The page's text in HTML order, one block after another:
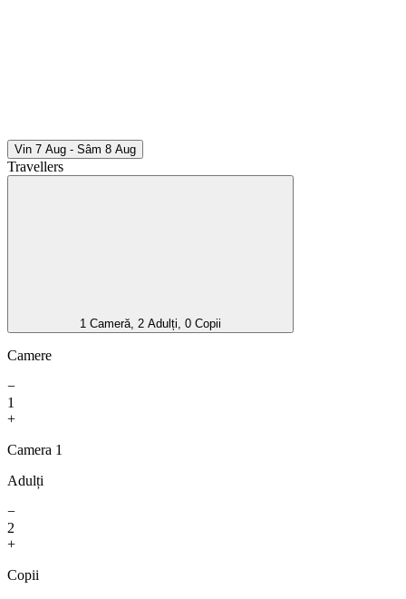
Vin 7 Aug - Sâm 8 Aug
Travellers
1 Cameră, 2 Adulți, 0 Copii
Camere
−
1
+
Camera 1
Adulți
−
2
+
Copii